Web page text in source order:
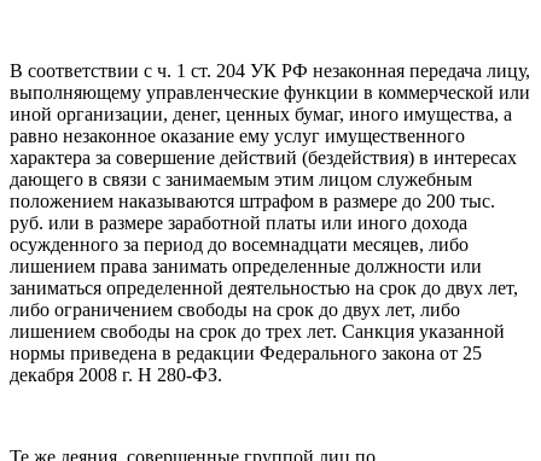
В соответствии с ч. 1 ст. 204 УК РФ незаконная передача лицу,
выполняющему управленческие функции в коммерческой или
иной организации, денег, ценных бумаг, иного имущества, а
равно незаконное оказание ему услуг имущественного
характера за совершение действий (бездействия) в интересах
дающего в связи с занимаемым этим лицом служебным
положением наказываются штрафом в размере до 200 тыс.
руб. или в размере заработной платы или иного дохода
осужденного за период до восемнадцати месяцев, либо
лишением права занимать определенные должности или
заниматься определенной деятельностью на срок до двух лет,
либо ограничением свободы на срок до двух лет, либо
лишением свободы на срок до трех лет. Санкция указанной
нормы приведена в редакции Федерального закона от 25
декабря 2008 г. Н 280-ФЗ.
Те же деяния, совершенные группой лиц по